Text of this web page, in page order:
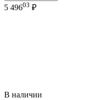
5 49603 ₽
В наличии